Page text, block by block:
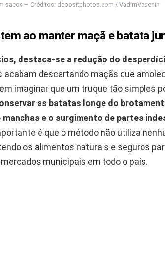
sacos – Créditos: depositphotos.com / VadimVasenin
ao manter maçã e batata
destaca-se a redução do
acabam descartando maçãs que
imaginar que um truque tão simples
as batatas longe do
e o surgimento de partes
é que o método não utiliza
os alimentos naturais e seguros
municipais em todo o país.